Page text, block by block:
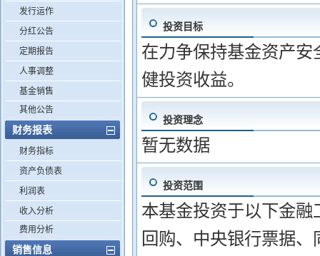
发行运作
分红公告
定期报告
人事调整
基金销售
其他公告
财务报表
财务指标
资产负债表
利润表
收入分析
费用分析
销售信息
投资目标
在力争保持基金资产
健投资收益。
投资理念
暂无数据
投资范围
本基金投资于以下金
回购、中央银行票据